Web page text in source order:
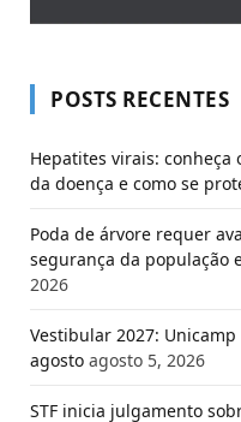
POSTS RECENTES
Hepatites virais: conheça
da doença e como se
Poda de árvore requer
segurança da população
2026
Vestibular 2027:
agosto agosto 5, 2026
STF inicia julgamento